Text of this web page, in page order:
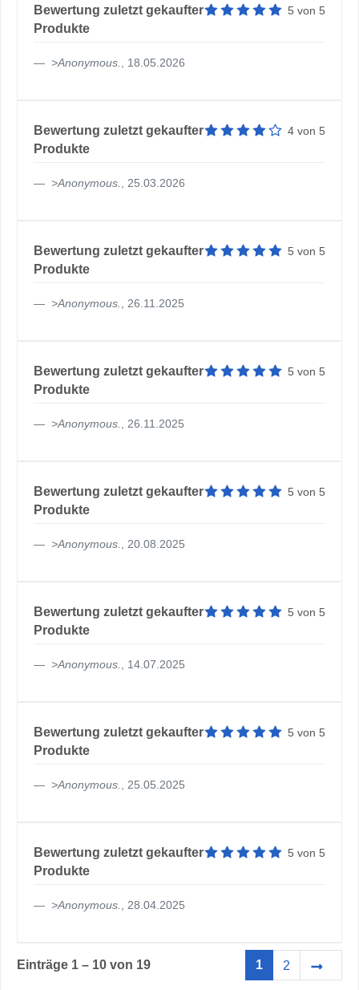
Artikelbewertung: 5 von 5
5 von 5
Bewertung zuletzt gekaufter
Produkte
>Anonymous , 18.05.2026
Artikelbewertung: 4 von 5
4 von 5
Bewertung zuletzt gekaufter
Produkte
>Anonymous , 25.03.2026
Artikelbewertung: 5 von 5
5 von 5
Bewertung zuletzt gekaufter
Produkte
>Anonymous , 26.11.2025
Artikelbewertung: 5 von 5
5 von 5
Bewertung zuletzt gekaufter
Produkte
>Anonymous , 26.11.2025
Artikelbewertung: 5 von 5
5 von 5
Bewertung zuletzt gekaufter
Produkte
>Anonymous , 20.08.2025
Artikelbewertung: 5 von 5
5 von 5
Bewertung zuletzt gekaufter
Produkte
>Anonymous , 14.07.2025
Artikelbewertung: 5 von 5
5 von 5
Bewertung zuletzt gekaufter
Produkte
>Anonymous , 25.05.2025
Artikelbewertung: 5 von 5
5 von 5
Bewertung zuletzt gekaufter
Produkte
>Anonymous , 28.04.2025
Einträge 1 – 10 von 19 1 2